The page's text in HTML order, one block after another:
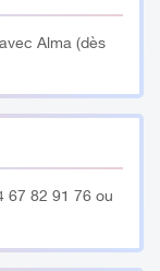
Alma (dès
67 82 91 76 ou